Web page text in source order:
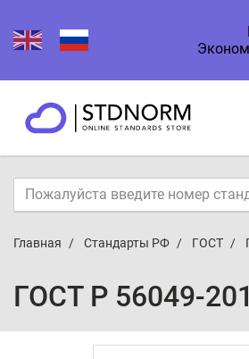
Главная Стандарты РФ ГОСТ
ГОСТ Р 56049-